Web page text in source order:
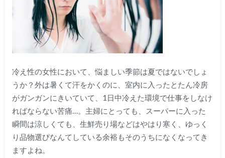
冷え性の女性において、悩ましい季節は夏ではないでしょ
うか？外は暑くて汗をかくのに、室内に入ったとたん冷房
がガンガンにきいていて、1日中冷えた環境で仕事をしなけ
ればならない苦痛…。主婦にとっても、スーパーに入った
瞬間は涼しくても、生鮮売り場などはやはり寒く、ゆっく
り品物選びなんてしている余裕もそのうちになくなってき
ますよね。